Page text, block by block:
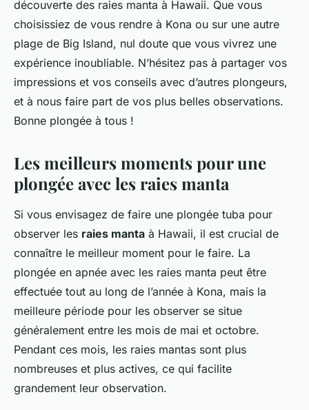
découverte des raies manta à Hawaii. Que vous
choisissiez de vous rendre à Kona ou sur une autre
plage de Big Island, nul doute que vous vivrez une
expérience inoubliable. N’hésitez pas à partager vos
impressions et vos conseils avec d’autres plongeurs,
et à nous faire part de vos plus belles observations.
Bonne plongée à tous !
Les meilleurs moments pour une
plongée avec les raies manta
Si vous envisagez de faire une plongée tuba pour
observer les raies manta à Hawaii, il est crucial de
connaître le meilleur moment pour le faire. La
plongée en apnée avec les raies manta peut être
effectuée tout au long de l’année à Kona, mais la
meilleure période pour les observer se situe
généralement entre les mois de mai et octobre.
Pendant ces mois, les raies mantas sont plus
nombreuses et plus actives, ce qui facilite
grandement leur observation.